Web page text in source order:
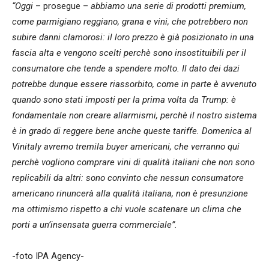
“Oggi – prosegue – abbiamo una serie di prodotti premium,
come parmigiano reggiano, grana e vini, che potrebbero non
subire danni clamorosi: il loro prezzo è già posizionato in una
fascia alta e vengono scelti perchè sono insostituibili per il
consumatore che tende a spendere molto. Il dato dei dazi
potrebbe dunque essere riassorbito, come in parte è avvenuto
quando sono stati imposti per la prima volta da Trump: è
fondamentale non creare allarmismi, perchè il nostro sistema
è in grado di reggere bene anche queste tariffe. Domenica al
Vinitaly avremo tremila buyer americani, che verranno qui
perchè vogliono comprare vini di qualità italiani che non sono
replicabili da altri: sono convinto che nessun consumatore
americano rinuncerà alla qualità italiana, non è presunzione
ma ottimismo rispetto a chi vuole scatenare un clima che
porti a un’insensata guerra commerciale”.
-foto IPA Agency-